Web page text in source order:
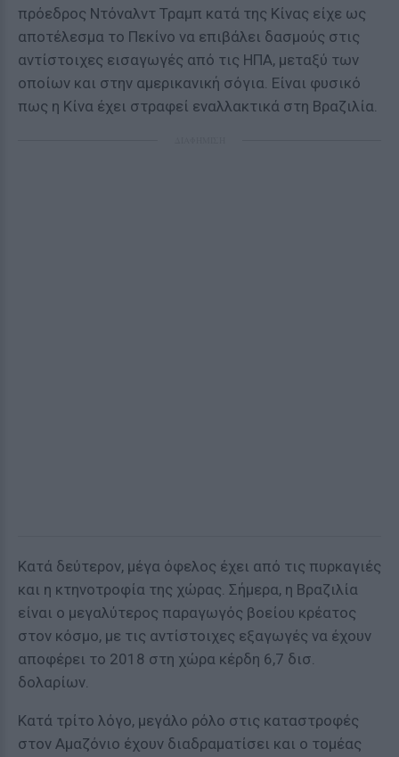
πρόεδρος Ντόναλντ Τραμπ κατά της Κίνας είχε ως
αποτέλεσμα το Πεκίνο να επιβάλει δασμούς στις
αντίστοιχες εισαγωγές από τις ΗΠΑ, μεταξύ των
οποίων και στην αμερικανική σόγια. Είναι φυσικό
πως η Κίνα έχει στραφεί εναλλακτικά στη Βραζιλία.
Κατά δεύτερον, μέγα όφελος έχει από τις πυρκαγιές
και η κτηνοτροφία της χώρας. Σήμερα, η Βραζιλία
είναι ο μεγαλύτερος παραγωγός βοείου κρέατος
στον κόσμο, με τις αντίστοιχες εξαγωγές να έχουν
αποφέρει το 2018 στη χώρα κέρδη 6,7 δισ.
δολαρίων.
Κατά τρίτο λόγο, μεγάλο ρόλο στις καταστροφές
στον Αμαζόνιο έχουν διαδραματίσει και ο τομέας